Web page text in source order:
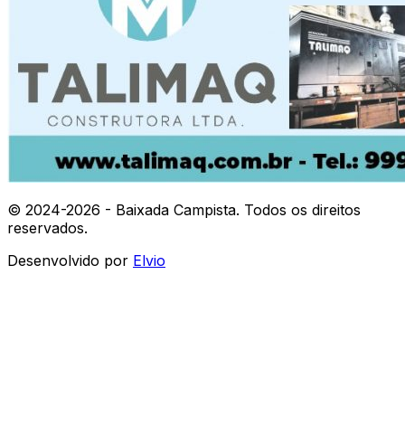
© 2024-2026 - Baixada Campista. Todos os direitos
reservados.
Desenvolvido por Elvio